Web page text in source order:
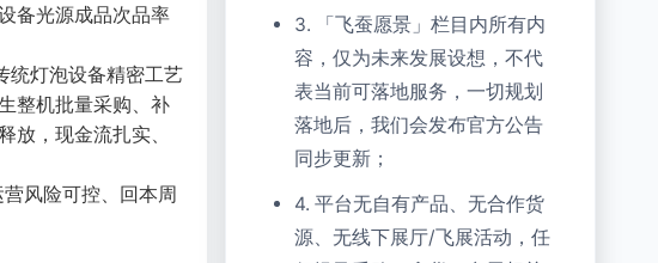
备光源成品次品率
统灯泡设备精密工艺
整机批量采购、补
，现金流扎实、
风险可控、回本周
3. 「飞蚕愿景」栏目内所有内
容，仅为未来发展设想，不代
表当前可落地服务，一切规划
落地后，我们会发布官方公告
同步更新；
4. 平台无自有产品、无合作货
源、无线下展厅/飞展活动，任